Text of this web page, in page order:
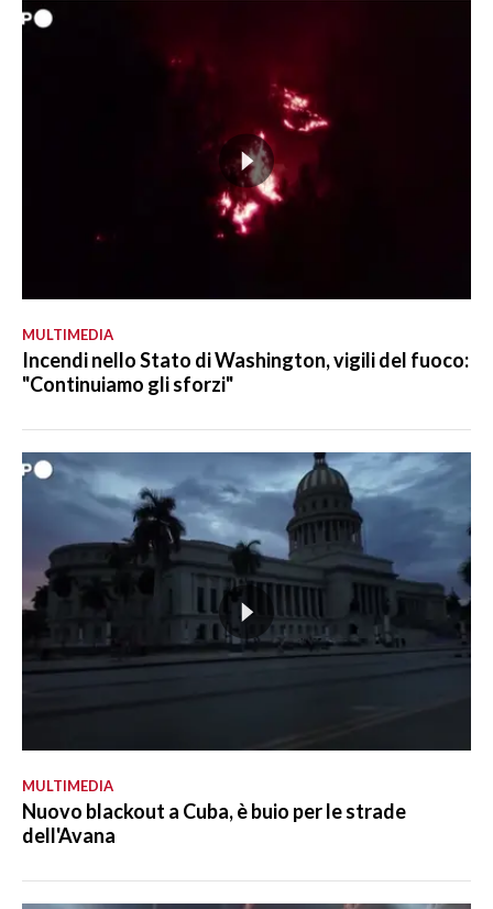
MULTIMEDIA
Incendi nello Stato di Washington, vigili del fuoco:
"Continuiamo gli sforzi"
MULTIMEDIA
Nuovo blackout a Cuba, è buio per le strade
dell'Avana